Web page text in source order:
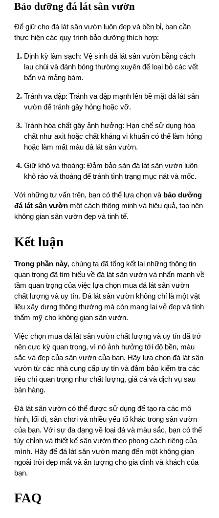
Bảo dưỡng đá lát sân vườn
Để giữ cho đá lát sân vườn luôn đẹp và bền bỉ, bạn cần
thực hiện các quy trình bảo dưỡng thích hợp:
Định kỳ làm sạch: Vệ sinh đá lát sân vườn bằng cách
lau chùi và đánh bóng thường xuyên để loại bỏ các vết
bẩn và mảng bám.
Tránh va đập: Tránh va đập mạnh lên bề mặt đá lát sân
vườn để tránh gây hỏng hoặc vỡ.
Tránh hóa chất gây ảnh hưởng: Hạn chế sử dụng hóa
chất như axit hoặc chất kháng vi khuẩn có thể làm hỏng
hoặc làm mất màu đá lát sân vườn.
Giữ khô và thoáng: Đảm bảo sàn đá lát sân vườn luôn
khô ráo và thoáng để tránh tình trạng mục nát và mốc.
Với những tư vấn trên, bạn có thể lựa chọn và bảo dưỡng
đá lát sân vườn một cách thông minh và hiệu quả, tạo nên
không gian sân vườn đẹp và tinh tế.
Kết luận
Trong phần này, chúng ta đã tổng kết lại những thông tin
quan trọng đã tìm hiểu về đá lát sân vườn và nhấn mạnh về
tầm quan trọng của việc lựa chọn mua đá lát sân vườn
chất lượng và uy tín. Đá lát sân vườn không chỉ là một vật
liệu xây dựng thông thường mà còn mang lại vẻ đẹp và tính
thẩm mỹ cho không gian sân vườn.
Việc chọn mua đá lát sân vườn chất lượng và uy tín đã trở
nên cực kỳ quan trọng, vì nó ảnh hưởng tới độ bền, màu
sắc và đẹp của sân vườn của bạn. Hãy lựa chọn đá lát sân
vườn từ các nhà cung cấp uy tín và đảm bảo kiểm tra các
tiêu chí quan trọng như chất lượng, giá cả và dịch vụ sau
bán hàng.
Đá lát sân vườn có thể được sử dụng để tạo ra các mô
hình, lối đi, sân chơi và nhiều yếu tố khác trong sân vườn
của bạn. Với sự đa dạng về loại đá và màu sắc, bạn có thể
tùy chỉnh và thiết kế sân vườn theo phong cách riêng của
mình. Hãy để đá lát sân vườn mang đến một không gian
ngoài trời đẹp mắt và ấn tượng cho gia đình và khách của
bạn.
FAQ